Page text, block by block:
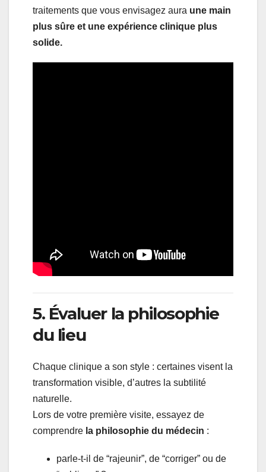
traitements que vous envisagez aura une main
plus sûre et une expérience clinique plus
solide.
5. Évaluer la philosophie
du lieu
Chaque clinique a son style : certaines visent la
transformation visible, d’autres la subtilité
naturelle.
Lors de votre première visite, essayez de
comprendre la philosophie du médecin :
parle-t-il de “rajeunir”, de “corriger” ou de